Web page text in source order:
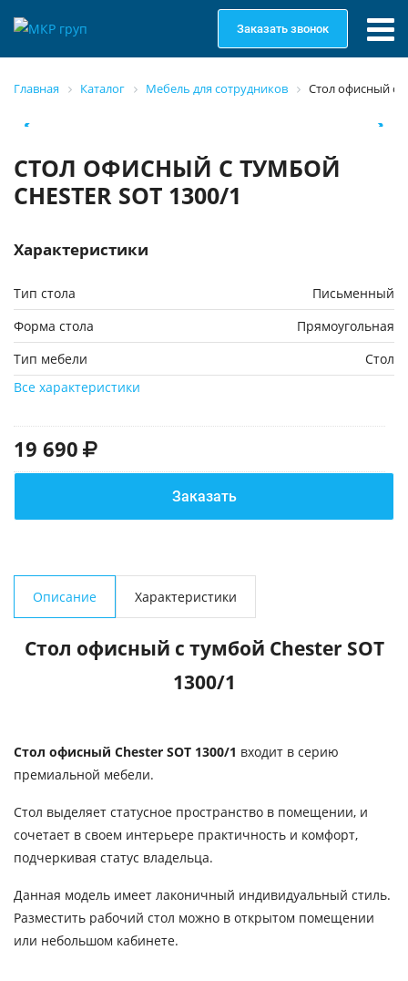
Заказать звонок
Главная Каталог Мебель для сотрудников Стол офисный с
СТОЛ ОФИСНЫЙ С ТУМБОЙ
CHESTER SOT 1300/1
Характеристики
Тип стола
Письменный
Форма стола
Прямоугольная
Тип мебели
Cтол
Все характеристики
19 690
Заказать
Описание Характеристики
Стол офисный с тумбой Chester SOT
1300/1
Стол офисный Chester SOT 1300/1 входит в серию
премиальной мебели.
Стол выделяет статусное пространство в помещении, и
сочетает в своем интерьере практичность и комфорт,
подчеркивая статус владельца.
Данная модель имеет лаконичный индивидуальный стиль.
Разместить рабочий стол можно в открытом помещении
или небольшом кабинете.